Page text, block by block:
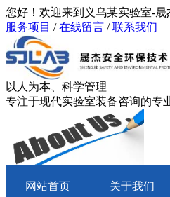
您好！欢迎来到义乌某实验室-
服务项目 /在线留言 /联系我们
以人为本、科学管理
专注于现代实验室装备咨询的专
网站首页 关于我们